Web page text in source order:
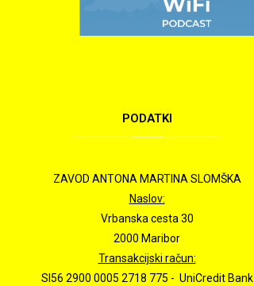
PODATKI
ZAVOD ANTONA MARTINA SLOMŠKA
Naslov:
Vrbanska cesta 30
2000 Maribor
Transakcijski račun:
SI56 2900 0005 2718 775 - UniCredit Bank